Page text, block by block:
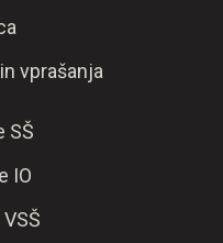
vprašanja
SŠ
IO